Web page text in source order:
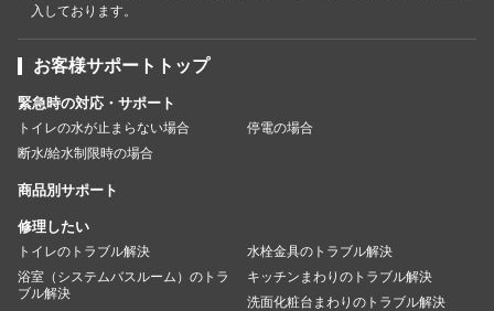
入しております。
お客様サポートトップ
緊急時の対応・サポート
トイレの水が止まらない場合
停電の場合
断水/給水制限時の場合
商品別サポート
修理したい
トイレのトラブル解決
水栓金具のトラブル解決
浴室（システムバスルーム）のトラ
ブル解決
キッチンまわりのトラブル解決
洗面化粧台まわりのトラブル解決